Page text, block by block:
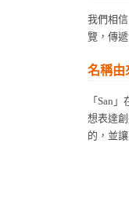
我們相
覽，傳
名稱由
「San
想表達
的，並